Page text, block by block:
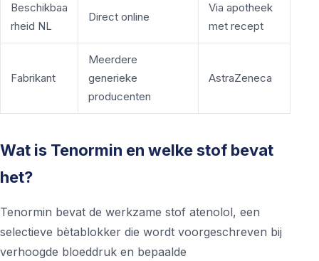
Beschikbaa
rheid NL
Direct online
Via apotheek
met recept
Fabrikant
Meerdere
generieke
producenten
AstraZeneca
Wat is Tenormin en welke stof bevat
het?
Tenormin bevat de werkzame stof atenolol, een
selectieve bètablokker die wordt voorgeschreven bij
verhoogde bloeddruk en bepaalde